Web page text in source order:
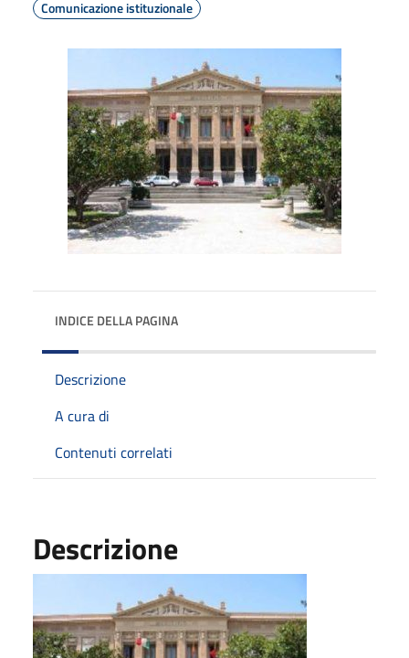
Comunicazione istituzionale
INDICE DELLA PAGINA
Descrizione
A cura di
Contenuti correlati
Descrizione